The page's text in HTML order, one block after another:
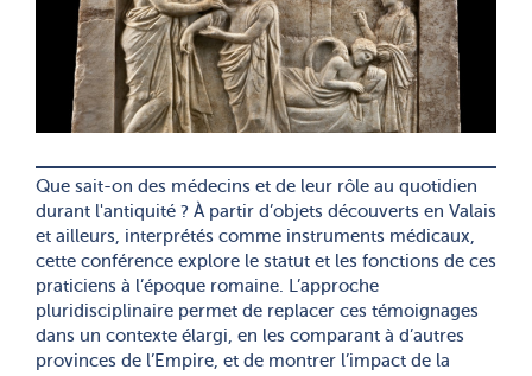
Que sait-on des médecins et de leur rôle au quotidien
durant l'antiquité ? À partir d’objets découverts en Valais
et ailleurs, interprétés comme instruments médicaux,
cette conférence explore le statut et les fonctions de ces
praticiens à l’époque romaine. L’approche
pluridisciplinaire permet de replacer ces témoignages
dans un contexte élargi, en les comparant à d’autres
provinces de l’Empire, et de montrer l’impact de la